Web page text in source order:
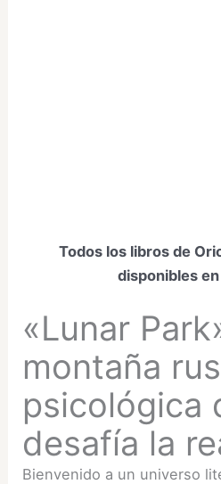
Todos los libros de
disponibles
«Lunar
montaña
psicológica
desafía la
Bienvenido a un universo